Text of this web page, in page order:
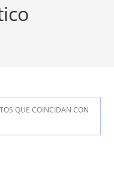
QUE COINCIDAN CON